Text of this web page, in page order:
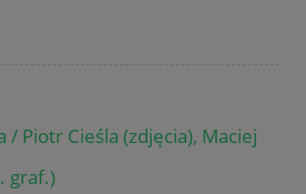
/ Piotr Cieśla (zdjęcia), Maciej
graf.)